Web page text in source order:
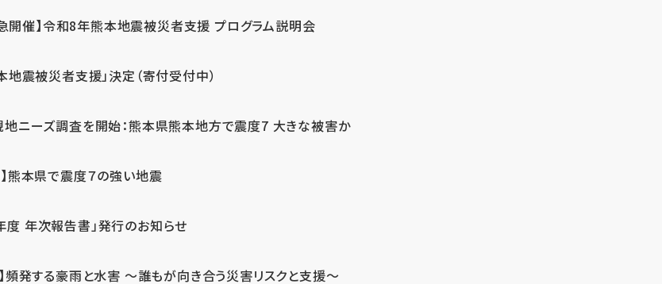
急開催】令和8年熊本地震被災者支援 プログラム説明会
地震被災者支援」決定（寄付受付中）
地ニーズ調査を開始：熊本県熊本地方で震度7 大きな被害か
熊本県で震度７の強い地震
度 年次報告書」発行のお知らせ
頻発する豪雨と水害 ～誰もが向き合う災害リスクと支援～